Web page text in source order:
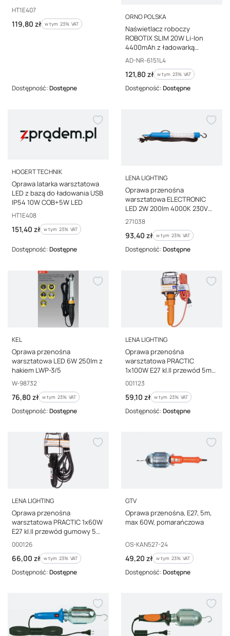
Kod producenta
HT1E407
Cena brutto
119,80 zł w tym %s VAT
w tym 23% VAT
Dostępność:Dostępne
PRODUCENT
ORNO POLSKA
Naświetlacz roboczy
ROBOTIX SLIM 20W Li-Ion
4400mAh z ładowarką
USB,AD-NR-6151L4
Kod producenta
AD-NR-6151L4
Cena brutto
121,80 zł w tym %s VAT
w tym 23% VAT
Dostępność:Dostępne
PRODUCENT
HOGERT TECHNIK
Oprawa latarka warsztatowa
LED z bazą do ładowania USB
IP54 10W COB+5W LED
Kod producenta
HT1E408
Cena brutto
151,40 zł w tym %s VAT
w tym 23% VAT
Dostępność:Dostępne
PRODUCENT
LENA LIGHTING
Oprawa przenośna
warsztatowa ELECTRONIC
LED 2W 200lm 4000K 230V
IIkl. IP20 271038
Kod producenta
271038
Cena brutto
93,40 zł w tym %s VAT
w tym 23% VAT
Dostępność:Dostępne
PRODUCENT
KEL
Oprawa przenośna
warsztatowa LED 6W 250lm z
hakiem LWP-3/5
Kod producenta
W-98732
Cena brutto
76,80 zł w tym %s VAT
w tym 23% VAT
Dostępność:Dostępne
PRODUCENT
LENA LIGHTING
Oprawa przenośna
warsztatowa PRACTIC
1x100W E27 kl.II przewód 5m
001123
Kod producenta
001123
Cena brutto
59,10 zł w tym %s VAT
w tym 23% VAT
Dostępność:Dostępne
PRODUCENT
LENA LIGHTING
Oprawa przenośna
warsztatowa PRACTIC 1x60W
E27 kl.II przewód gumowy 5m
000126
Kod producenta
000126
Cena brutto
66,00 zł w tym %s VAT
w tym 23% VAT
Dostępność:Dostępne
PRODUCENT
GTV
Oprawa przenośna, E27, 5m,
max 60W, pomarańczowa
Kod producenta
OS-KAN527-24
Cena brutto
49,20 zł w tym %s VAT
w tym 23% VAT
Dostępność:Dostępne